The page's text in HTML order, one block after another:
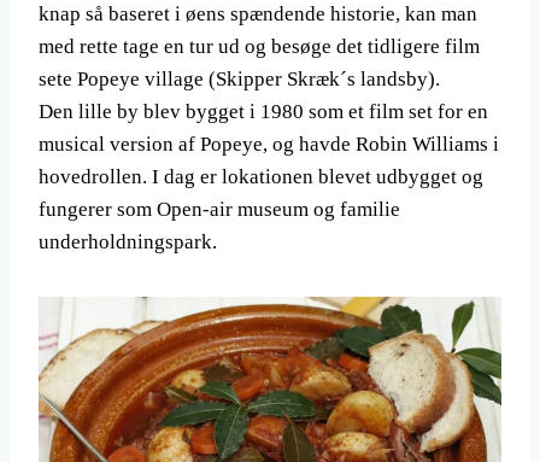
knap så baseret i øens spændende historie, kan man
med rette tage en tur ud og besøge det tidligere film
sete Popeye village (Skipper Skræk´s landsby).
Den lille by blev bygget i 1980 som et film set for en
musical version af Popeye, og havde Robin Williams i
hovedrollen. I dag er lokationen blevet udbygget og
fungerer som Open-air museum og familie
underholdningspark.